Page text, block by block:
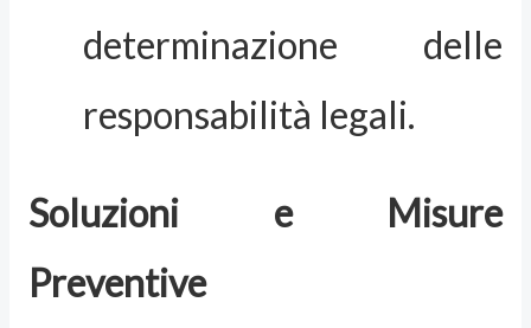
determinazione delle
responsabilità legali.
Soluzioni e Misure
Preventive